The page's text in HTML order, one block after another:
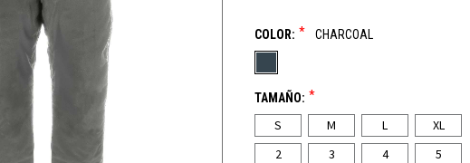
COLOR: * CHARCOAL
TAMAÑO: *
S M L
XL
2
3 4 5